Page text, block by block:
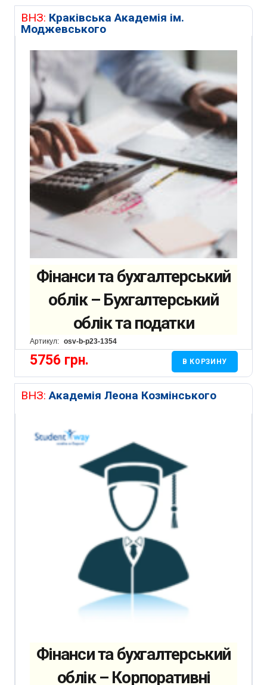
ВНЗ: Краківська Академія ім.
Моджевського
Фінанси та бухгалтерський
облік – Бухгалтерський
облік та податки
Артикул: osv-b-p23-1354
5756 грн. В КОРЗИНУ
ВНЗ: Академія Леона Козмінського
Фінанси та бухгалтерський
облік – Корпоративні